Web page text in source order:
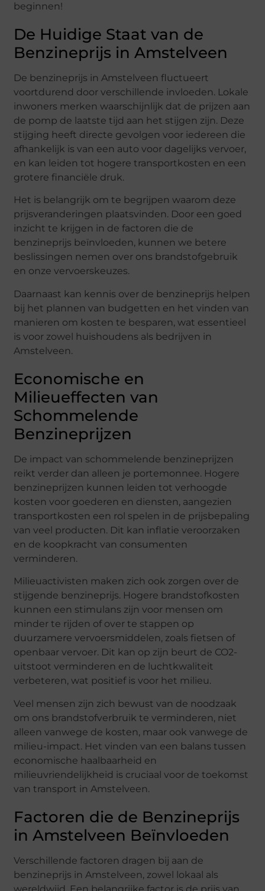
beginnen!
De Huidige Staat van de
Benzineprijs in Amstelveen
De benzineprijs in Amstelveen fluctueert
voortdurend door verschillende invloeden. Lokale
inwoners merken waarschijnlijk dat de prijzen aan
de pomp de laatste tijd aan het stijgen zijn. Deze
stijging heeft directe gevolgen voor iedereen die
afhankelijk is van een auto voor dagelijks vervoer,
en kan leiden tot hogere transportkosten en een
grotere financiële druk.
Het is belangrijk om te begrijpen waarom deze
prijsveranderingen plaatsvinden. Door een goed
inzicht te krijgen in de factoren die de
benzineprijs beïnvloeden, kunnen we betere
beslissingen nemen over ons brandstofgebruik
en onze vervoerskeuzes.
Daarnaast kan kennis over de benzineprijs helpen
bij het plannen van budgetten en het vinden van
manieren om kosten te besparen, wat essentieel
is voor zowel huishoudens als bedrijven in
Amstelveen.
Economische en
Milieueffecten van
Schommelende
Benzineprijzen
De impact van schommelende benzineprijzen
reikt verder dan alleen je portemonnee. Hogere
benzineprijzen kunnen leiden tot verhoogde
kosten voor goederen en diensten, aangezien
transportkosten een rol spelen in de prijsbepaling
van veel producten. Dit kan inflatie veroorzaken
en de koopkracht van consumenten
verminderen.
Milieuactivisten maken zich ook zorgen over de
stijgende benzineprijs. Hogere brandstofkosten
kunnen een stimulans zijn voor mensen om
minder te rijden of over te stappen op
duurzamere vervoersmiddelen, zoals fietsen of
openbaar vervoer. Dit kan op zijn beurt de CO2-
uitstoot verminderen en de luchtkwaliteit
verbeteren, wat positief is voor het milieu.
Veel mensen zijn zich bewust van de noodzaak
om ons brandstofverbruik te verminderen, niet
alleen vanwege de kosten, maar ook vanwege de
milieu-impact. Het vinden van een balans tussen
economische haalbaarheid en
milieuvriendelijkheid is cruciaal voor de toekomst
van transport in Amstelveen.
Factoren die de Benzineprijs
in Amstelveen Beïnvloeden
Verschillende factoren dragen bij aan de
benzineprijs in Amstelveen, zowel lokaal als
wereldwijd. Een belangrijke factor is de prijs van